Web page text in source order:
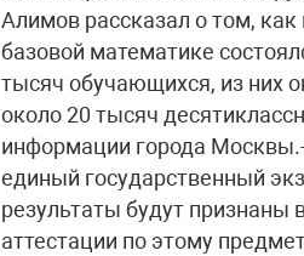
Алимов рассказал о том,
базовой математике
тысяч обучающихся, из них
около 20 тысяч
информации города
единый государственный
результаты будут признаны
аттестации по этому